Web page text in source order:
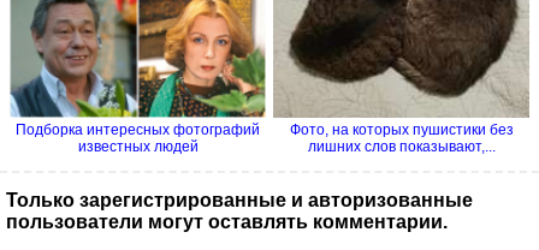
Подборка интересных фотографий
известных людей
Фото, на которых пушистики без
лишних слов показывают,...
Только зарегистрированные и авторизованные
пользователи могут оставлять комментарии.